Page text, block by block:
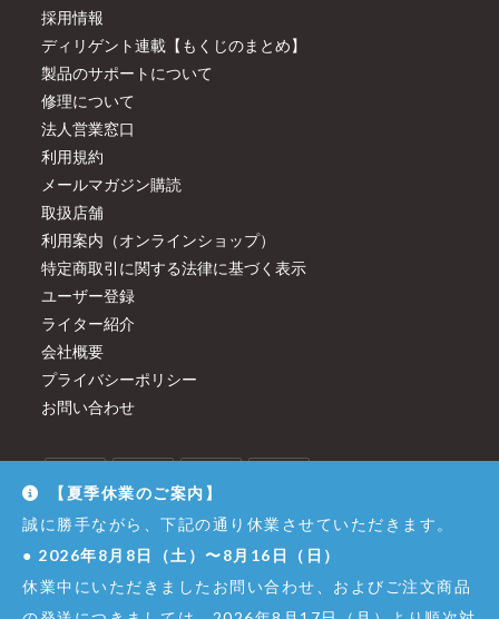
採用情報
ディリゲント連載【もくじのまとめ】
製品のサポートについて
修理について
法人営業窓口
利用規約
メールマガジン購読
取扱店舗
利用案内（オンラインショップ）
特定商取引に関する法律に基づく表示
ユーザー登録
ライター紹介
会社概要
プライバシーポリシー
お問い合わせ
【夏季休業のご案内】
誠に勝手ながら、下記の通り休業させていただきます。
● 2026年8月8日（土）〜8月16日（日）
休業中にいただきましたお問い合わせ、およびご注文商品